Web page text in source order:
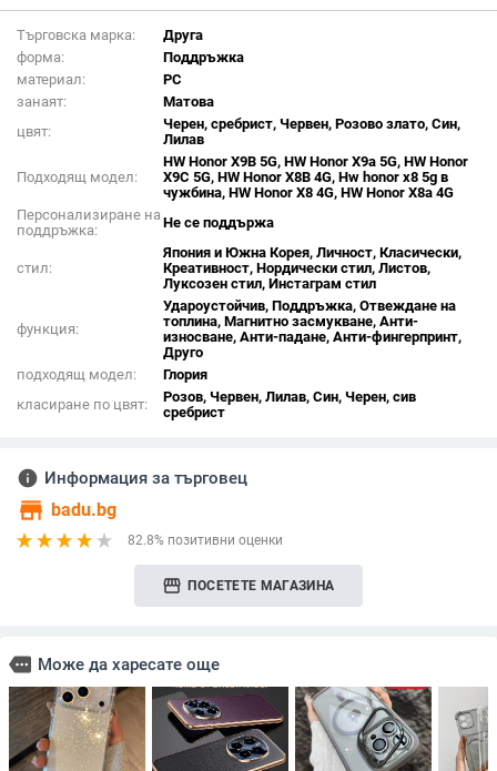
Търговска марка:
Друга
форма:
Поддръжка
материал:
PC
занаят:
Матова
цвят:
Черен, сребрист, Червен, Розово злато, Син,
Лилав
Подходящ модел:
HW Honor X9B 5G, HW Honor X9a 5G, HW Honor
X9C 5G, HW Honor X8B 4G, Hw honor x8 5g в
чужбина, HW Honor X8 4G, HW Honor X8a 4G
Персонализиране на
поддръжка:
Не се поддържа
стил:
Япония и Южна Корея, Личност, Класически,
Креативност, Нордически стил, Листов,
Луксозен стил, Инстаграм стил
функция:
Удароустойчив, Поддръжка, Отвеждане на
топлина, Магнитно засмукване, Анти-
износване, Анти-падане, Анти-фингерпринт,
Друго
подходящ модел:
Глория
класиране по цвят:
Розов, Червен, Лилав, Син, Черен, сив
сребрист
info Информация за търговец
store badu.bg
82.8% позитивни оценки
storefront ПОСЕТЕТЕ МАГАЗИНА
more Може да харесате още